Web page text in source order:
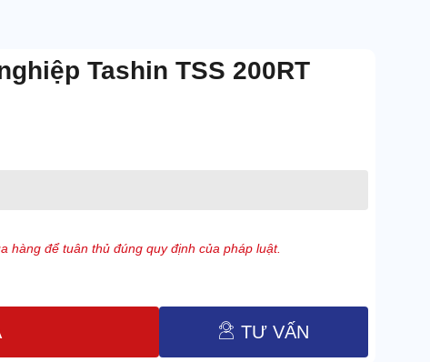
Tashin TSS 200RT
hàng để tuân thủ đúng quy định của pháp luật.
TƯ VẤN